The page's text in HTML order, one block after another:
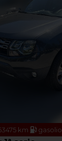
km gasolio